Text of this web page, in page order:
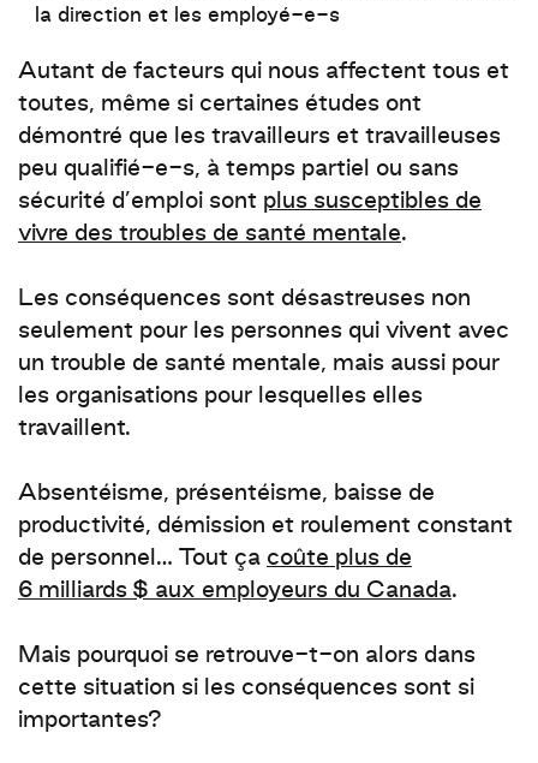
la direction et les employé-e-s
Autant de facteurs qui nous affectent tous et
toutes, même si certaines études ont
démontré que les travailleurs et travailleuses
peu qualifié-e-s, à temps partiel ou sans
sécurité d’emploi sont plus susceptibles de
vivre des troubles de santé mentale.
Les conséquences sont désastreuses non
seulement pour les personnes qui vivent avec
un trouble de santé mentale, mais aussi pour
les organisations pour lesquelles elles
travaillent.
Absentéisme, présentéisme, baisse de
productivité, démission et roulement constant
de personnel… Tout ça coûte plus de
6 milliards $ aux employeurs du Canada.
Mais pourquoi se retrouve-t-on alors dans
cette situation si les conséquences sont si
importantes?